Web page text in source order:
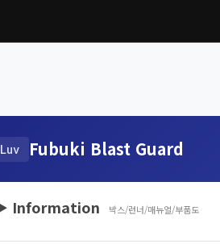
Fubuki Blast Guard
Information 박스/런너/매뉴얼/부품도